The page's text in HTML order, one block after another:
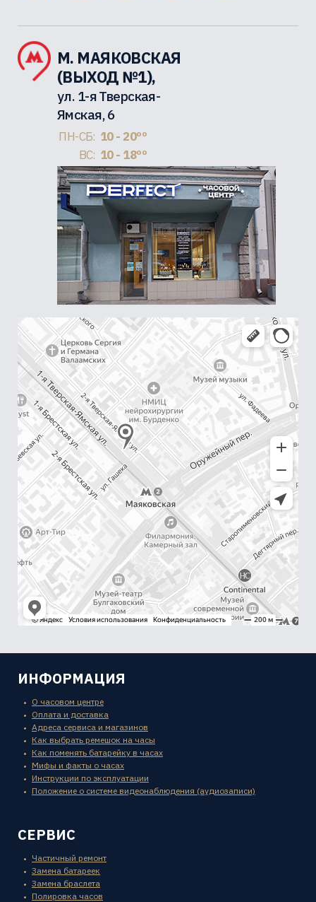
М. МАЯКОВСКАЯ
(ВЫХОД №1),
ул. 1-я Тверская-
Ямская, 6
ПН-СБ: 10 - 20ºº
ВС: 10 - 18ºº
ИНФОРМАЦИЯ
О часовом центре
Оплата и доставка
Адреса сервиса и магазинов
Как выбрать ремешок на часы
Как поменять батарейку в часах
Мифы и факты о часах
Инструкции по эксплуатации
Положение о системе видеонаблюдения (аудиозаписи)
СЕРВИС
Частичный ремонт
Замена батареек
Замена браслета
Полировка часов